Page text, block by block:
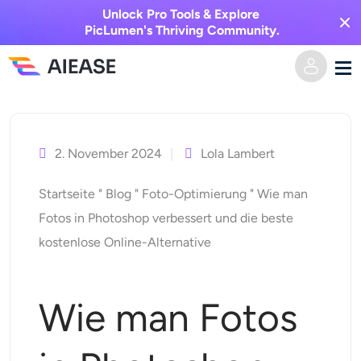
Unlock Pro Tools & Explore
PicLumen's Thriving Community.
KI-Video
Text zu Video
Bild zu Video
KI-Kuss-Generator
Videoeffekte
KI-Bild
Text zu Bild
springen
2. November 2024 Lola Lambert
Startseite " Blog " Foto-Optimierung "Wie man
Fotos in Photoshop verbessert und die beste
kostenlose Online-Alternative
Wie man Fotos